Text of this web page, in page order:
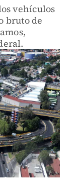
vehículos
bruto de